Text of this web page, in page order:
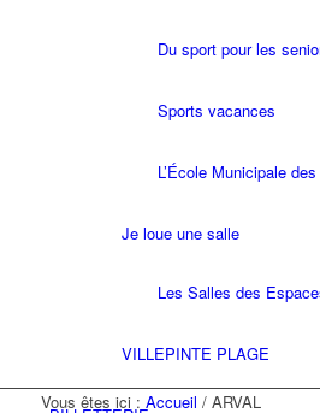
Du sport pour les
Sports vacances
L’École Municipale
Je loue une salle
Les Salles des
VILLEPINTE PLAGE
Vous êtes ici : Accueil / ARVAL